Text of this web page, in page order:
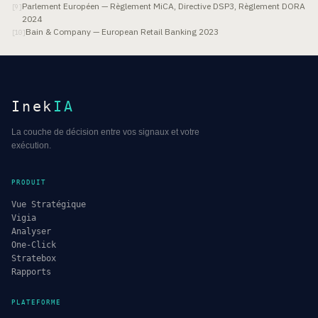
[9 ]Parlement Européen — Règlement MiCA, Directive DSP3, Règlement DORA
2024
[10]Bain & Company — European Retail Banking 2023
Inek IA
La couche de décision entre vos signaux et votre
exécution.
PRODUIT
Vue Stratégique
Vigia
Analyser
One-Click
Stratebox
Rapports
PLATEFORME